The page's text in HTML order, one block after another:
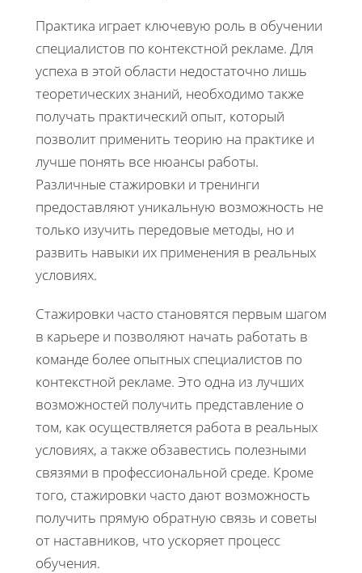
Практика играет ключевую роль в обучении
специалистов по контекстной рекламе. Для
успеха в этой области недостаточно лишь
теоретических знаний, необходимо также
получать практический опыт, который
позволит применить теорию на практике и
лучше понять все нюансы работы.
Различные стажировки и тренинги
предоставляют уникальную возможность не
только изучить передовые методы, но и
развить навыки их применения в реальных
условиях.
Стажировки часто становятся первым шагом
в карьере и позволяют начать работать в
команде более опытных специалистов по
контекстной рекламе. Это одна из лучших
возможностей получить представление о
том, как осуществляется работа в реальных
условиях, а также обзавестись полезными
связями в профессиональной среде. Кроме
того, стажировки часто дают возможность
получить прямую обратную связь и советы
от наставников, что ускоряет процесс
обучения.